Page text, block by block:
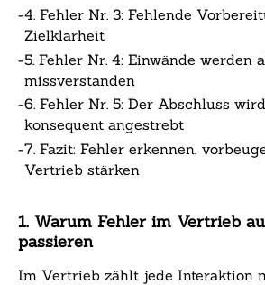
-4. Fehler Nr. 3: Fehlende
Zielklarheit
-5. Fehler Nr. 4: Einwände werden
missverstanden
-6. Fehler Nr. 5: Der Abschluss
konsequent angestrebt
-7. Fazit: Fehler erkennen,
Vertrieb stärken
1. Warum Fehler im Vertrieb
passieren
Im Vertrieb zählt jede Interaktion